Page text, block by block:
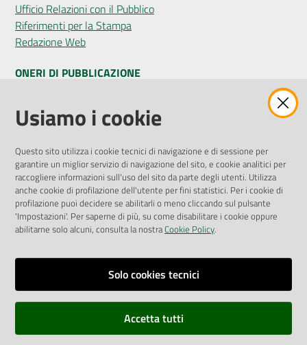
Ufficio Relazioni con il Pubblico
Riferimenti per la Stampa
Redazione Web
ONERI DI PUBBLICAZIONE
Amministrazione Trasparente
Pubblicità legale
Privacy Policy
Attuazione Misure PNRR
Liste di Attesa
ENTI, IMPRESE E PARTNER
Fatturazione Elettronica
Richiesta Patrocinio
Usiamo i cookie
Questo sito utilizza i cookie tecnici di navigazione e di sessione per
garantire un miglior servizio di navigazione del sito, e cookie analitici per
raccogliere informazioni sull'uso del sito da parte degli utenti. Utilizza
anche cookie di profilazione dell'utente per fini statistici. Per i cookie di
profilazione puoi decidere se abilitarli o meno cliccando sul pulsante
'Impostazioni'. Per saperne di più, su come disabilitare i cookie oppure
abilitarne solo alcuni, consulta la nostraCookie Policy.
Solo cookies tecnici
Accetta tutti